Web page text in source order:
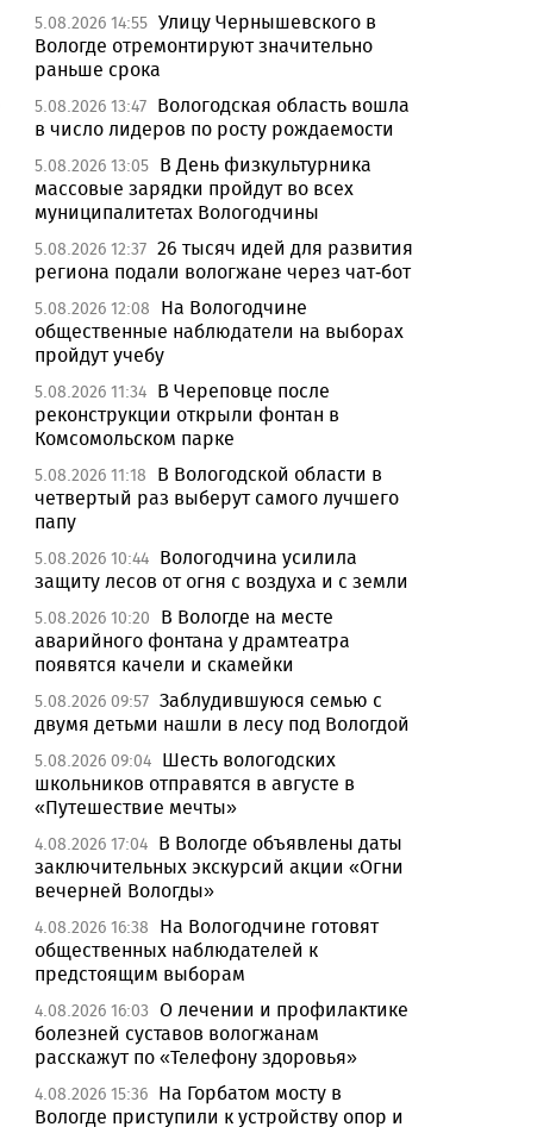
5.08.2026 14:55 Улицу Чернышевского в
Вологде отремонтируют значительно
раньше срока
5.08.2026 13:47 Вологодская область вошла
в число лидеров по росту рождаемости
5.08.2026 13:05 В День физкультурника
массовые зарядки пройдут во всех
муниципалитетах Вологодчины
5.08.2026 12:37 26 тысяч идей для развития
региона подали вологжане через чат-бот
5.08.2026 12:08
На Вологодчине
общественные наблюдатели на выборах
пройдут учебу
5.08.2026 11:34 В Череповце после
реконструкции открыли фонтан в
Комсомольском парке
5.08.2026 11:18
В Вологодской области в
четвертый раз выберут самого лучшего
папу
5.08.2026 10:44 Вологодчина усилила
защиту лесов от огня с воздуха и с земли
5.08.2026 10:20
В Вологде на месте
аварийного фонтана у драмтеатра
появятся качели и скамейки
5.08.2026 09:57 Заблудившуюся семью с
двумя детьми нашли в лесу под Вологдой
5.08.2026 09:04 Шесть вологодских
школьников отправятся в августе в
«Путешествие мечты»
4.08.2026 17:04 В Вологде объявлены даты
заключительных экскурсий акции «Огни
вечерней Вологды»
4.08.2026 16:38
На Вологодчине готовят
общественных наблюдателей к
предстоящим выборам
4.08.2026 16:03 О лечении и профилактике
болезней суставов вологжанам
расскажут по «Телефону здоровья»
4.08.2026 15:36 На Горбатом мосту в
Вологде приступили к устройству опор и